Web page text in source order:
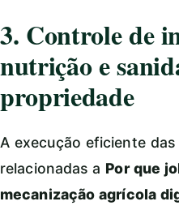
3. Controle de
nutrição e
propriedade
A execução eficiente
relacionadas a Por que
mecanização agrícola